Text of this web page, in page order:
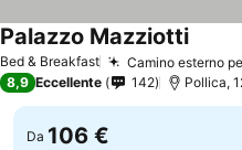
Bed & Breakfast Camino esterno
Palazzo Mazziotti
8,9 Eccellente 142 Pollica,
Da 106 €